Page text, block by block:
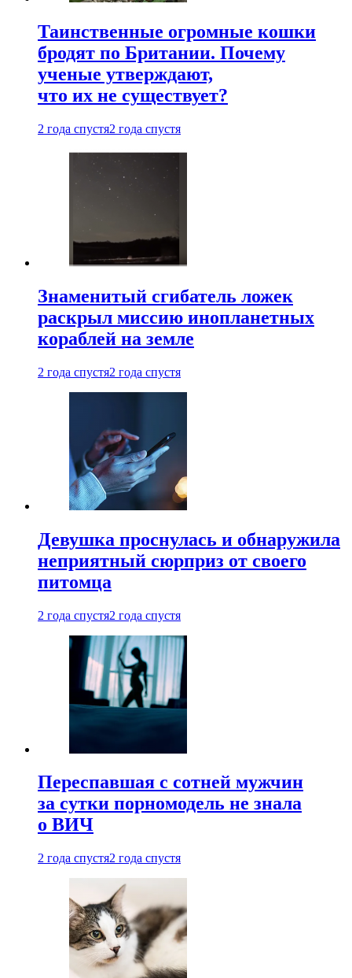
Таинственные огромные кошки
бродят по Британии. Почему
ученые утверждают,
что их не существует?
2 года спустя2 года спустя
Знаменитый сгибатель ложек
раскрыл миссию инопланетных
кораблей на земле
2 года спустя2 года спустя
Девушка проснулась и обнаружила
неприятный сюрприз от своего
питомца
2 года спустя2 года спустя
Переспавшая с сотней мужчин
за сутки порномодель не знала
о ВИЧ
2 года спустя2 года спустя